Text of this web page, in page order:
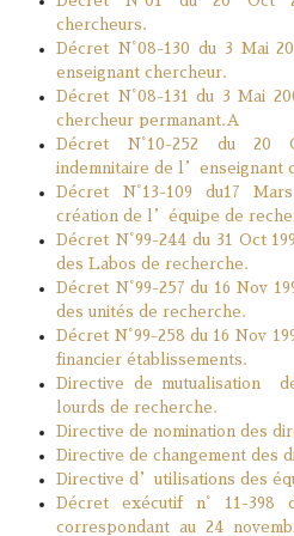
chercheurs.
Décret N°08-130 du 3 Mai
enseignant chercheur.
Décret N°08-131 du 3 Mai
chercheur permanant.A
Décret N°10-252 du 20
indemnitaire de l’enseignant
Décret N°13-109 du17
création de l’équipe de
Décret N°99-244 du 31 Oct
des Labos de recherche.
Décret N°99-257 du 16 Nov
des unités de recherche.
Décret N°99-258 du 16 Nov
financier établissements.
Directive de mutualisation
lourds de recherche.
Directive de nomination des
Directive de changement des
Directive d’utilisations des
Décret exécutif n° 11-398
correspondant au 24